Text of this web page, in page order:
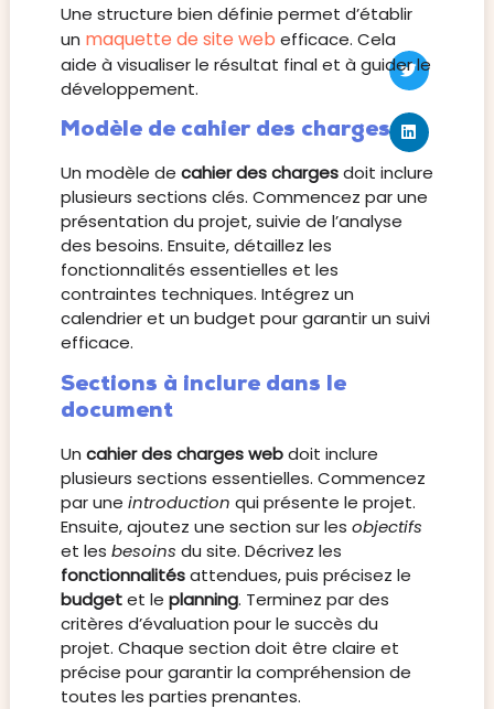
Une structure bien définie permet d’établir
un maquette de site web efficace. Cela
aide à visualiser le résultat final et à guider le
développement.
Modèle de cahier des charges
Un modèle de cahier des chargesdoit inclure
plusieurs sections clés. Commencez par une
présentation du projet, suivie de l’analyse
des besoins. Ensuite, détaillez les
fonctionnalités essentielles et les
contraintes techniques. Intégrez un
calendrier et un budget pour garantir un suivi
efficace.
Sections à inclure dans le
document
Un cahier des charges webdoit inclure
plusieurs sections essentielles. Commencez
par une introduction qui présente le projet.
Ensuite, ajoutez une section sur les objectifs
et les besoins du site. Décrivez les
fonctionnalitésattendues, puis précisez le
budgetet le planning. Terminez par des
critères d’évaluation pour le succès du
projet. Chaque section doit être claire et
précise pour garantir la compréhension de
toutes les parties prenantes.